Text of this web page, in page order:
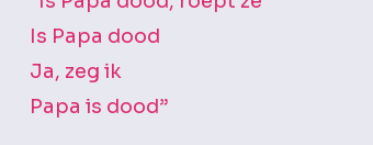
e
f
Is Papa dood
Ja, zeg ik
Papa is dood”